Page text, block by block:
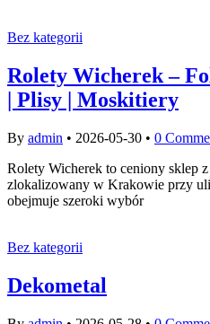
Bez kategorii
Rolety Wicherek –
| Plisy | Moskitiery
By admin • 2026-05-30 • 0
Rolety Wicherek to ceniony sklep
zlokalizowany w Krakowie przy
obejmuje szeroki wybór
Bez kategorii
Dekometal